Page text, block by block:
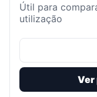
Útil para
utilização
Ver